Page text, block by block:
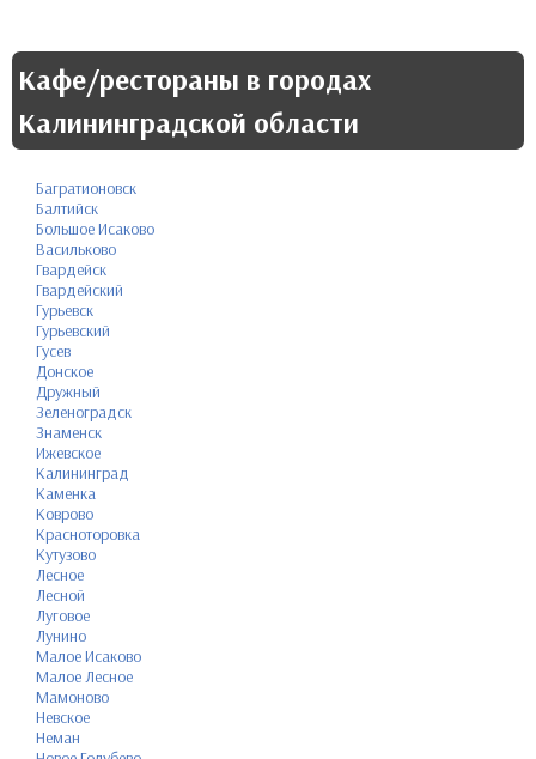
Кафе/рестораны в городах
Калининградской области
Багратионовск
Балтийск
Большое Исаково
Васильково
Гвардейск
Гвардейский
Гурьевск
Гурьевский
Гусев
Донское
Дружный
Зеленоградск
Знаменск
Ижевское
Калининград
Каменка
Коврово
Красноторовка
Кутузово
Лесное
Лесной
Луговое
Лунино
Малое Исаково
Малое Лесное
Мамоново
Невское
Неман